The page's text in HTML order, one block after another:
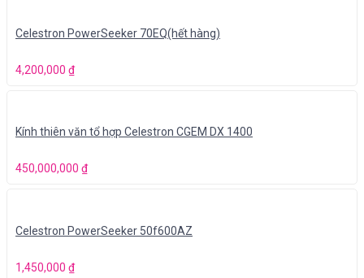
Celestron PowerSeeker 70EQ(hết hàng)
4,200,000 ₫
Kính thiên văn tổ hợp Celestron CGEM DX 1400
450,000,000 ₫
Celestron PowerSeeker 50f600AZ
1,450,000 ₫